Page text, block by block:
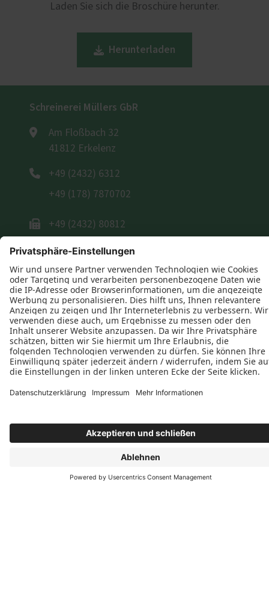
Laden Sie sich die Broschüre herunter.
Herunterladen
Schreinerei Müllers GbR
Am Floßbach 32
41812 Erkelenz
+49 (2432) 6312
+49 (178) 7870702
+49 (2432) 80812
E-Mail schreiben
Öffnungszeiten
Montag: 07:30–16:00 Uhr
Dienstag: 07:30–16:00 Uhr
Mittwoch: 07:30–16:00 Uhr
Donnerstag: 07:30–16:00 Uhr